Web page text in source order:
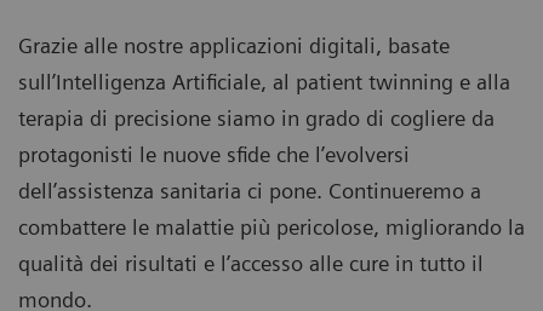
Grazie alle nostre applicazioni digitali, basate
sull’Intelligenza Artificiale, al patient twinning e alla
terapia di precisione siamo in grado di cogliere da
protagonisti le nuove sfide che l’evolversi
dell’assistenza sanitaria ci pone. Continueremo a
combattere le malattie più pericolose, migliorando la
qualità dei risultati e l’accesso alle cure in tutto il
mondo.